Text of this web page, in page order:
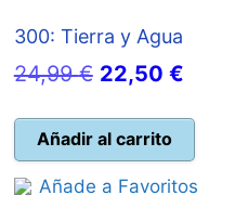
precio
actual
300: Tierra y Agua
24,99€ El
original
22,50 €El
Añadir al carrito
Añade a Favoritos